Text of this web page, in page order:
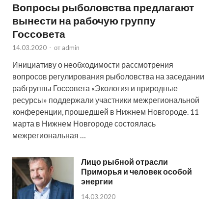
Вопросы рыболовства предлагают
вынести на рабочую группу
Госсовета
14.03.2020 - от admin
Инициативу о необходимости рассмотрения
вопросов регулирования рыболовства на заседании
рабгруппы Госсовета «Экология и природные
ресурсы» поддержали участники межрегиональной
конференции, прошедшей в Нижнем Новгороде. 11
марта в Нижнем Новгороде состоялась
межрегиональная …
Лицо рыбной отрасли
Приморья и человек особой
энергии
14.03.2020